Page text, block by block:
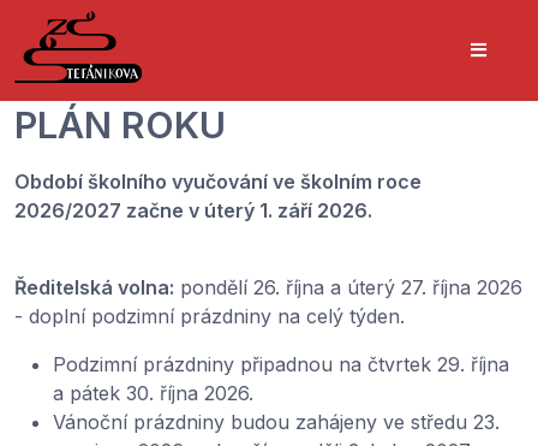
PLÁN ROKU
Období školního vyučování ve školním roce
2026/2027 začne v úterý 1. září 2026.
Ředitelská volna: pondělí 26. října a úterý 27. října 2026
- doplní podzimní prázdniny na celý týden.
Podzimní prázdniny připadnou na čtvrtek 29. října
a pátek 30. října 2026.
Vánoční prázdniny budou zahájeny ve středu 23.